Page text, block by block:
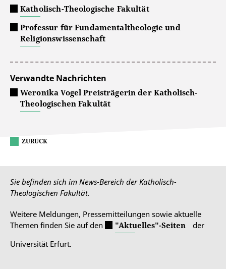
Katholisch-Theologische Fakultät
Professur für Fundamentaltheologie und
Religionswissenschaft
Verwandte Nachrichten
Weronika Vogel Preisträgerin der Katholisch-
Theologischen Fakultät
ZURÜCK
Sie befinden sich im News-Bereich der Katholisch-
Theologischen Fakultät.
Weitere Meldungen, Pressemitteilungen sowie aktuelle
Themen finden Sie auf den
"Aktuelles"-Seiten
der
Universität Erfurt.